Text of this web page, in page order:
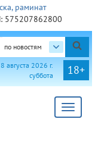
575207862800
по новостям
18+
8 августа 2026 г.
суббота
Toggle